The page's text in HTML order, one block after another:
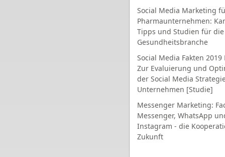
Social Media Marketing
Pharmaunternehmen:
Tipps und Studien für die
Gesundheitsbranche
Social Media Fakten 2019
Zur Evaluierung und
der Social Media
Unternehmen [Studie]
Messenger Marketing:
Messenger, WhatsApp
Instagram - die
Zukunft